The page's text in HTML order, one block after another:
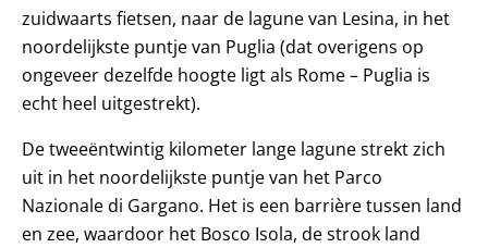
zuidwaarts fietsen, naar de lagune van Lesina, in het
noordelijkste puntje van Puglia (dat overigens op
ongeveer dezelfde hoogte ligt als Rome – Puglia is
echt heel uitgestrekt).
De tweeëntwintig kilometer lange lagune strekt zich
uit in het noordelijkste puntje van het Parco
Nazionale di Gargano. Het is een barrière tussen land
en zee, waardoor het Bosco Isola, de strook land